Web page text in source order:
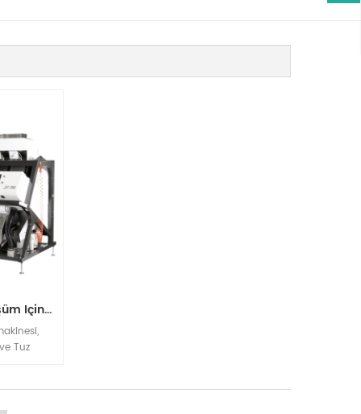
PP PET PVC Geri Dönüşüm Için Plastik Renk Ayırma Makinesi
Tuz